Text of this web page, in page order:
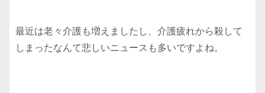
最近は老々介護も増えましたし、介護疲れから殺して
しまったなんて悲しいニュースも多いですよね。